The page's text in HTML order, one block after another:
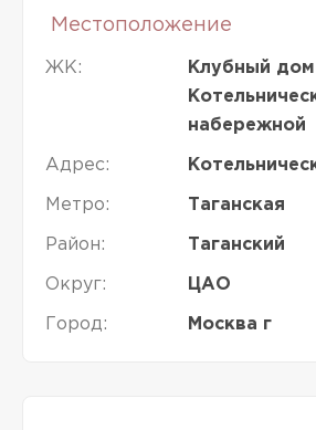
Местоположение
ЖК:
Клубный дом
набережной
Адрес:
Метро: Таганская
Район: Таганский
Округ: ЦАО
Город: Москва г